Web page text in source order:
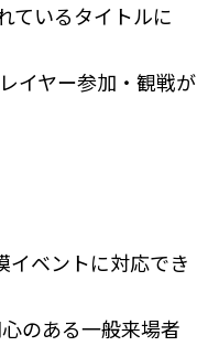
ているタイトルに
イヤー参加・観戦が
イベントに対応でき
のある一般来場者